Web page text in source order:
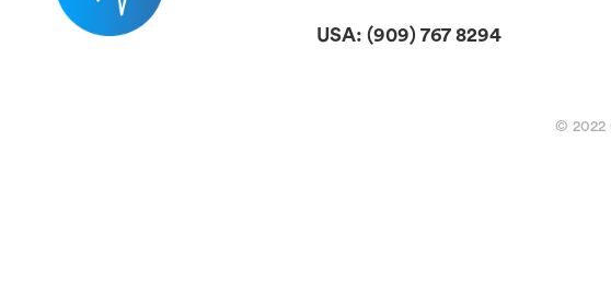
USA: (909)767 8294
© 2022